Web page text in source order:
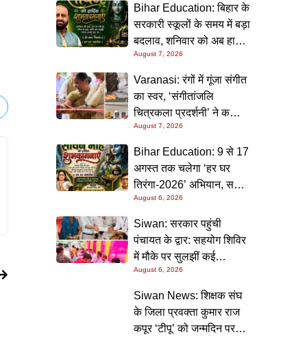
Bihar Education: बिहार के
सरकारी स्कूलों के समय में बड़ा
बदलाव, शनिवार को अब हाफ
डे रहेगा विद्यालय
August 7, 2026
Varanasi: रंगों में गूंजा संगीत
का स्वर, ‘संगीतांजलि
चित्रकला प्रदर्शनी’ ने कला
प्रेमियों को किया मंत्रमुग्ध
August 7, 2026
Bihar Education: 9 से 17
अगस्त तक चलेगा ‘हर घर
तिरंगा-2026’ अभियान, सभी
स्कूलों को दिए गए विस्तृत
निर्देश
August 6, 2026
Siwan: सरकार पहुंची
पंचायत के द्वार: सहयोग शिविर
में मौके पर सुलझीं कई
समस्याएं, 30 दिन में समाधान
की गारंटी
August 6, 2026
Siwan News: शिक्षक संघ
के जिला प्रवक्ता कुमार राज
कपूर ‘टीपू’ को जन्मदिन पर